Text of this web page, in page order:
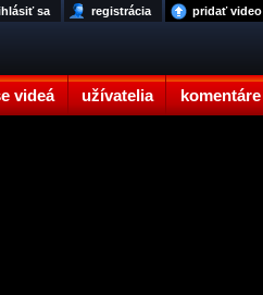
videá užívatelia komentáre
pridať video
registrácia
sa